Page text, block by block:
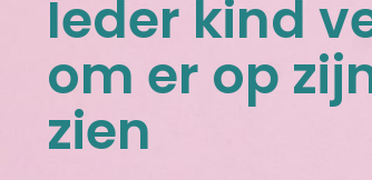
Ieder kind
om er op
zien